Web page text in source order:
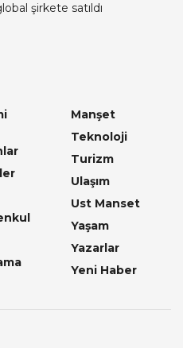
şirkete satıldı
Manşet
Teknoloji
Turizm
Ulaşım
Ust Manset
Yaşam
Yazarlar
Yeni Haber